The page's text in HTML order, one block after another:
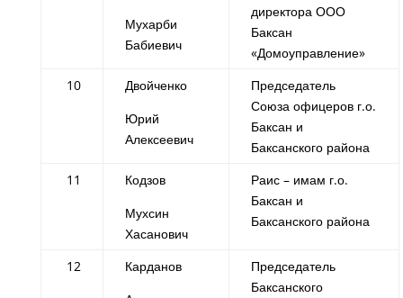
Мухарби
Бабиевич
директора ООО
Баксан
«Домоуправление»
10
Двойченко
Юрий
Алексеевич
Председатель
Союза офицеров г.о.
Баксан и
Баксанского района
11
Кодзов
Мухсин
Хасанович
Раис – имам г.о.
Баксан и
Баксанского района
12
Карданов
Председатель
Баксанского